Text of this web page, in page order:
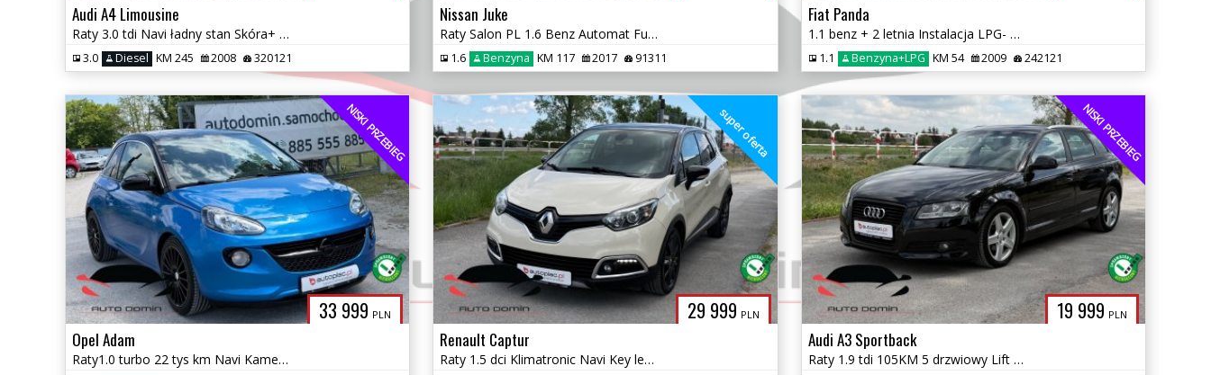
Audi A4 Limousine
Raty 3.0 tdi Navi ładny stan Skóra+ alcantara Klimatronic
3.0 Diesel KM 245 2008 320121
Nissan Juke
Raty Salon PL 1.6 Benz Automat Full opcja Kamery 360 Navi Nowe opony
1.6 Benzyna KM 117 2017 91311
Fiat Panda
1.1 benz + 2 letnia Instalacja LPG- Butla w kole wspomaganie kier CITY
1.1 Benzyna+LPG KM 54 2009 242121
33 999 PLN
NISKI PRZEBIEG
Opel Adam
Raty1.0 turbo 22 tys km Navi Kamera Grzana kierownica,fotele Gwarancja
29 999 PLN
super oferta
Renault Captur
Raty 1.5 dci Klimatronic Navi Key less go Zarej w PL Gwarancja
19 999 PLN
NISKI PRZEBIEG
Audi A3 Sportback
Raty 1.9 tdi 105KM 5 drzwiowy Lift Klimatronic dwustrefowy Gwarancja